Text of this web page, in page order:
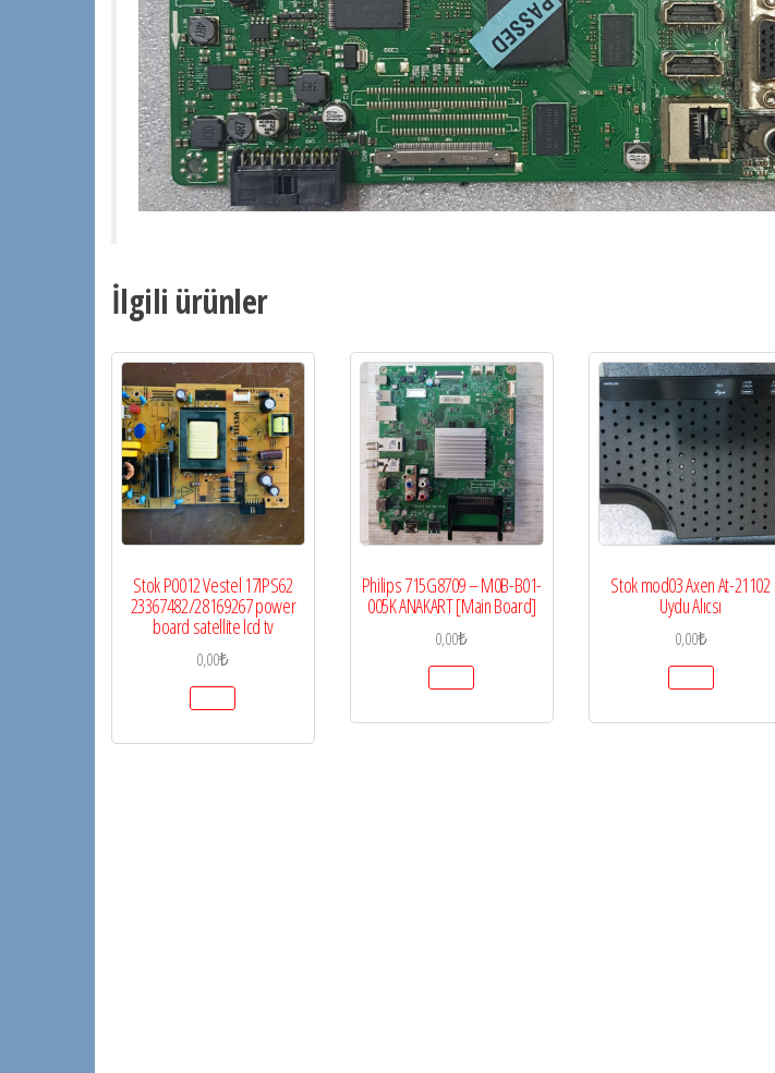
İlgili ürünler
Stok P0012 Vestel 17IPS62
23367482/28169267 power
board satellite lcd tv
0,00₺
Philips 715G8709 – M0B-B01-
005K ANAKART [Main Board]
0,00₺
Stok mod03 Axen At-21102
Uydu Alıcsı
0,00₺